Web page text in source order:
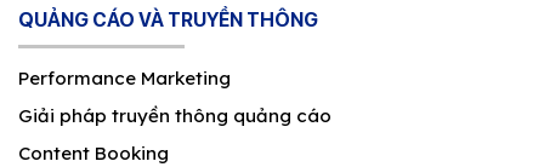
QUẢNG CÁO VÀ TRUYỀN THÔNG
Performance Marketing
Giải pháp truyền thông quảng cáo
Content Booking